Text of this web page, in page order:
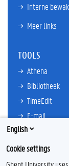
Interne
Meer links
TOOLS
Athena
Bibliotheek
TimeEdit
E-mail
Ufora
Oasis
Research
English
Cookie settings